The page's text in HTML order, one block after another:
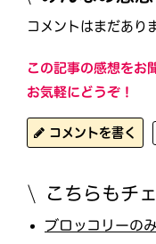
コメントはまだあり
この記事の感想をお
お気軽にどうぞ！
コメントを書く
こちらもチ
ブロッコリーの